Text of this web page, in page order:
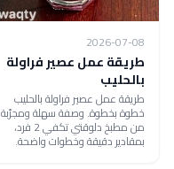
2026-07-08
طريقة عمل عصير فراولة
بالحليب
طريقة عمل عصير فراولة بالحليب
خطوة بخطوة. وصفة سهلة ومجرّبة
من مطبخ دلوقتي تكفي 2 فرد،
بمقادير دقيقة وخطوات واضحة.